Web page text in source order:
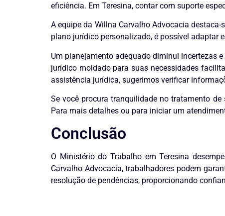
eficiência. Em Teresina, contar com suporte
A equipe da Willna Carvalho Advocacia
plano jurídico personalizado, é possível adaptar
Um planejamento adequado diminui incertezas
jurídico moldado para suas necessidades
assistência jurídica, sugerimos verificar
Se você procura tranquilidade no tratamento
Para mais detalhes ou para iniciar um
Conclusão
O Ministério do Trabalho em Teresina
Carvalho Advocacia, trabalhadores podem
resolução de pendências, proporcionando